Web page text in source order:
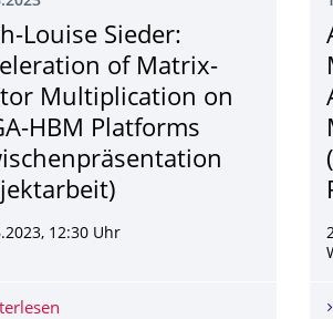
Louise Sieder:
of Matrix-
Multiplication on
HBM Platforms
12:30 Uhr
Leah-Louise Sieder: Acceleration